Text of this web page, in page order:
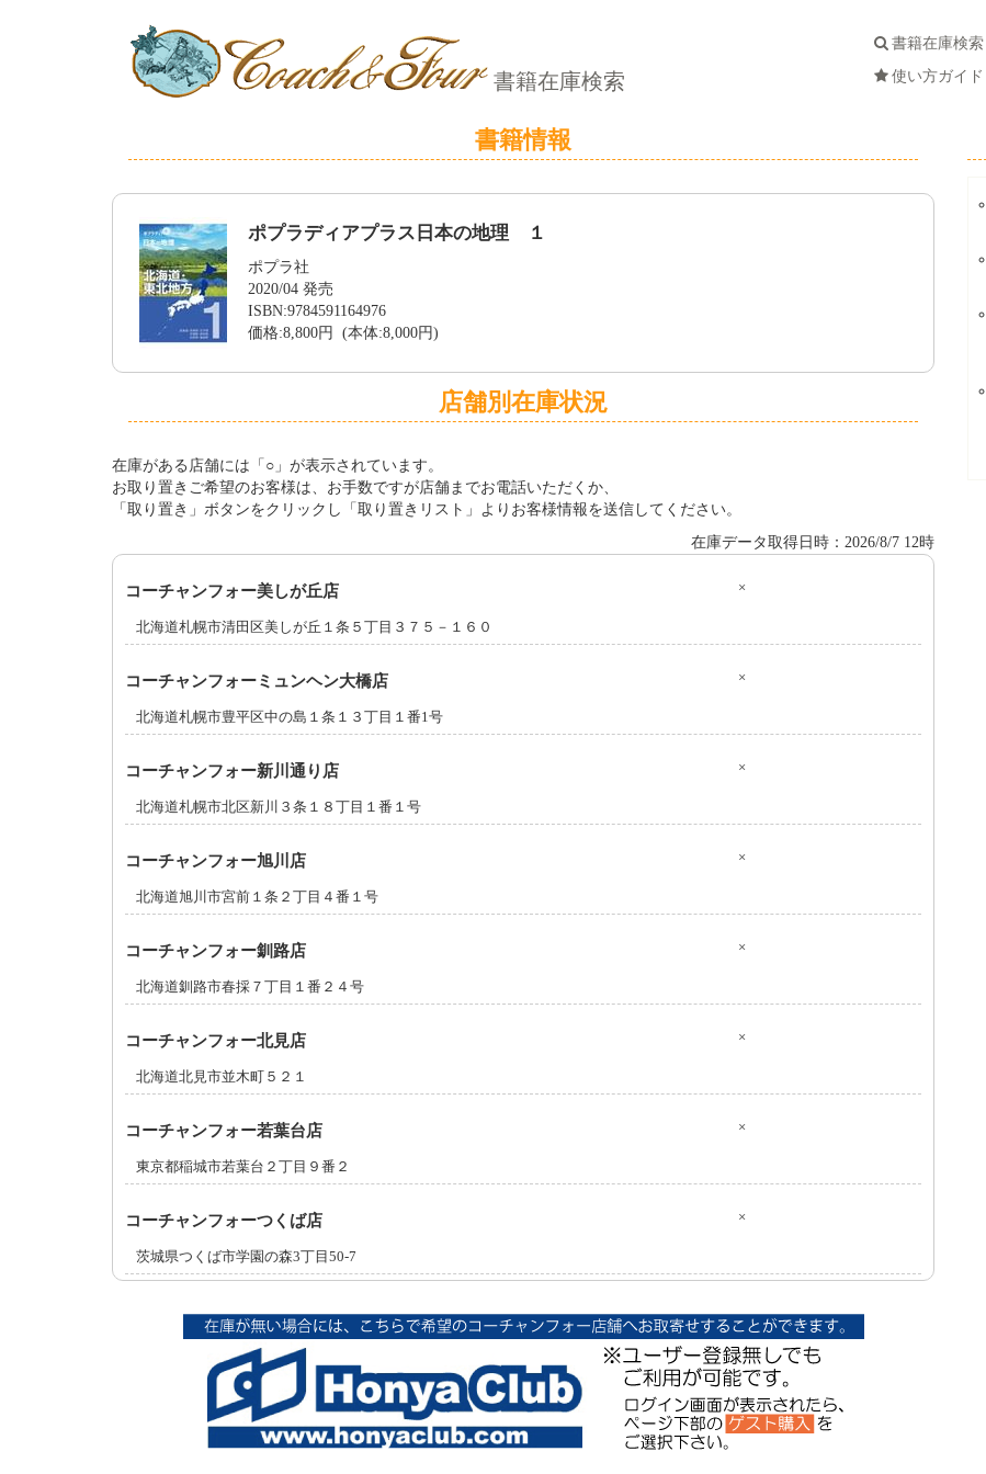
書籍在庫検索
書籍在庫検索
使い方ガイド
書籍情報
ポプラディアプラス日本の地理 １
ポプラ社
2020/04 発売
ISBN:9784591164976
価格:8,800円 (本体:8,000円)
店舗別在庫状況
在庫がある店舗には「○」が表示されています。
お取り置きご希望のお客様は、お手数ですが店舗までお電話いただくか、
「取り置き」ボタンをクリックし「取り置きリスト」よりお客様情報を送信してください。
在庫データ取得日時：2026/8/7 12時
コーチャンフォー美しが丘店 ×
北海道札幌市清田区美しが丘１条５丁目３７５－１６０
コーチャンフォーミュンヘン大橋店 ×
北海道札幌市豊平区中の島１条１３丁目１番1号
コーチャンフォー新川通り店 ×
北海道札幌市北区新川３条１８丁目１番１号
コーチャンフォー旭川店 ×
北海道旭川市宮前１条２丁目４番１号
コーチャンフォー釧路店 ×
北海道釧路市春採７丁目１番２４号
コーチャンフォー北見店 ×
北海道北見市並木町５２１
コーチャンフォー若葉台店 ×
東京都稲城市若葉台２丁目９番２
コーチャンフォーつくば店 ×
茨城県つくば市学園の森3丁目50-7